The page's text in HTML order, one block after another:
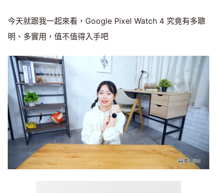
今天就跟我一起來看，Google Pixel Watch 4 究竟有多聰
明、多實用，值不值得入手吧